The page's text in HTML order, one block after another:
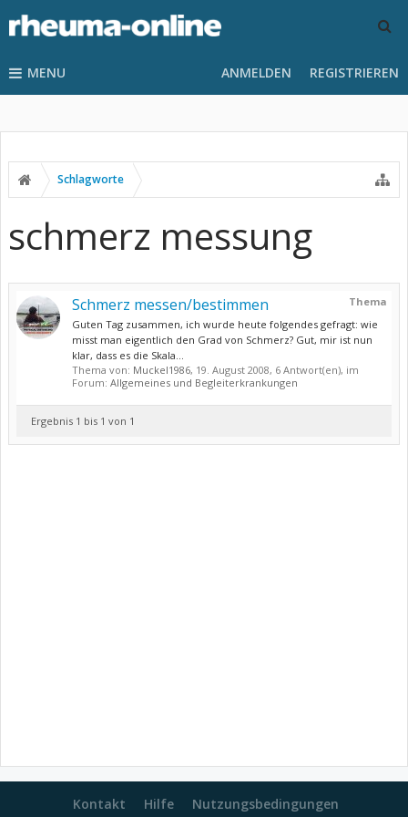
MENU ANMELDEN REGISTRIEREN
Schlagworte
schmerz messung
Thema
Schmerz messen/bestimmen
Guten Tag zusammen, ich wurde heute folgendes gefragt: wie
misst man eigentlich den Grad von Schmerz? Gut, mir ist nun
klar, dass es die Skala...
Thema von: Muckel1986, 19. August 2008, 6 Antwort(en), im
Forum: Allgemeines und Begleiterkrankungen
Ergebnis 1 bis 1 von 1
Kontakt Hilfe Nutzungsbedingungen